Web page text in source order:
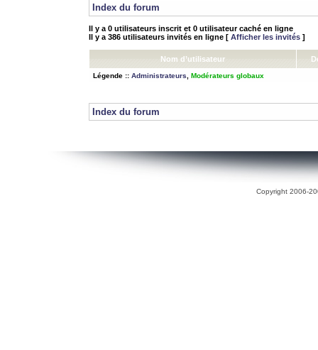
Index du forum
Il y a 0 utilisateurs inscrit et 0 utilisateur caché en ligne
Il y a 386 utilisateurs invités en ligne [ Afficher les invités ]
Nom d’utilisateur
Légende :: Administrateurs Modérateurs globaux
Index du forum
Copyright 2006-